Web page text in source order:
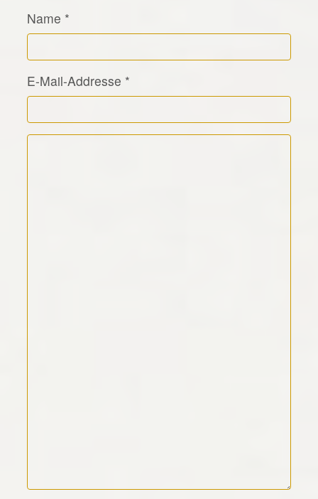
Name *
E-Mail-Addresse *
Kommentar Text